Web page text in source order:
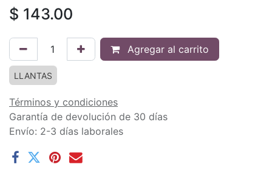
$ 143.00
Agregar al carrito
LLANTAS
Términos y condiciones
Garantía de devolución de 30 días
Envío: 2-3 días laborales